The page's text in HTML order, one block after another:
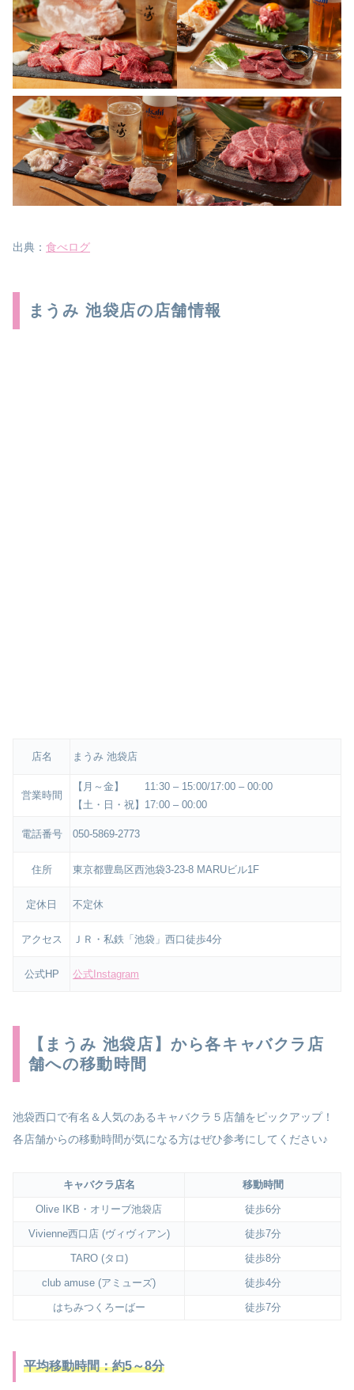
出典： 食べログ
まうみ 池袋店の店舗情報
店名 まうみ 池袋店
営業時間
【月～金】 11:30 – 15:00/17:00 – 00:00
【土・日・祝】17:00 – 00:00
電話番号 050-5869-2773
住所 東京都豊島区西池袋3-23-8 MARUビル1F
定休日 不定休
アクセス ＪＲ・私鉄「池袋」西口徒歩4分
公式HP 公式Instagram
【まうみ 池袋店】から各キャバクラ店
舗への移動時間
池袋西口で有名＆人気のあるキャバクラ５店舗をピックアップ！
各店舗からの移動時間が気になる方はぜひ参考にしてください♪
キャバクラ店名 移動時間
Olive IKB・オリーブ池袋店 徒歩6分
Vivienne西口店 (ヴィヴィアン) 徒歩7分
TARO (タロ) 徒歩8分
club amuse (アミューズ) 徒歩4分
はちみつくろーばー 徒歩7分
平均移動時間：約5～8分